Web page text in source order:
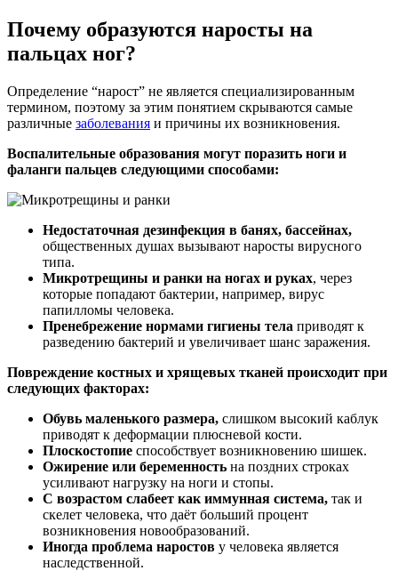
Почему образуются наросты на
пальцах ног?
Определение “нарост” не является специализированным
термином, поэтому за этим понятием скрываются самые
различные заболевания и причины их возникновения.
Воспалительные образования могут поразить ноги и
фаланги пальцев следующими способами:
Недостаточная дезинфекция в банях, бассейнах,
общественных душах вызывают наросты вирусного
типа.
Микротрещины и ранки на ногах и руках, через
которые попадают бактерии, например, вирус
папилломы человека.
Пренебрежение нормами гигиены тела приводят к
разведению бактерий и увеличивает шанс заражения.
Повреждение костных и хрящевых тканей происходит при
следующих факторах:
Обувь маленького размера, слишком высокий каблук
приводят к деформации плюсневой кости.
Плоскостопие способствует возникновению шишек.
Ожирение или беременность на поздних строках
усиливают нагрузку на ноги и стопы.
С возрастом слабеет как иммунная система, так и
скелет человека, что даёт больший процент
возникновения новообразований.
Иногда проблема наростов у человека является
наследственной.